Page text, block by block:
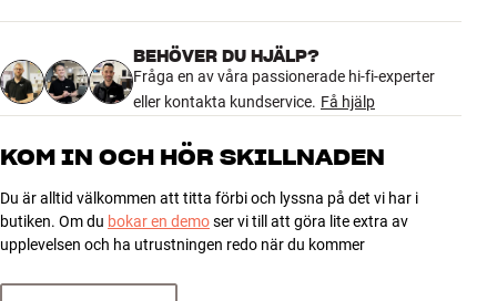
Färg
Brun
Coffee
Vikt (kg)
0
Höjd emballage (cm)
0
Vikt emballage (kg)
0
GENERELLA EGENSKAPER
Passar till clic 221 och clic 222
5.0
5
4
BEHÖVER DU HJÄLP?
Fråga en av våra passionerade hi-fi-experter
eller kontakta kundservice. Få hjälp
KOM IN OCH HÖR SKILLNADEN
Du är alltid välkommen att titta förbi och lyssna på det vi har i
butiken. Om du bokar en demoser vi till att göra lite extra av
upplevelsen och ha utrustningen redo när du kommer